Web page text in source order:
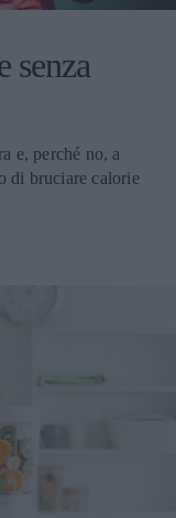
senza
e, perché no, a
di bruciare calorie